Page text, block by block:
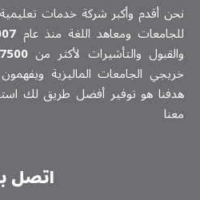
نحن أقدم وأكبر شركة خدمات
للجامعات ومعاهد اللغة منذ عام
والقبول والتأشيرات لأكثر من7500
خريجي الجامعات الماليزية
هدفنا هو توفير أفضل طريق لك
معنا
اتصل